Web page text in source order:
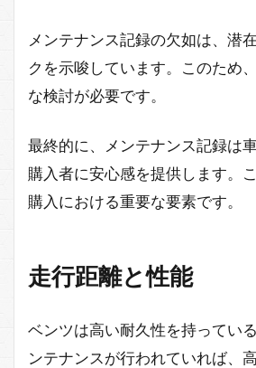
メンテナンス記録の欠如は、潜
クを示唆しています。このため
な検討が必要です。
最終的に、メンテナンス記録は
購入者に安心感を提供します。
購入における重要な要素です。
走行距離と性能
ベンツは高い耐久性を持ってい
ンテナンスが行われていれば、